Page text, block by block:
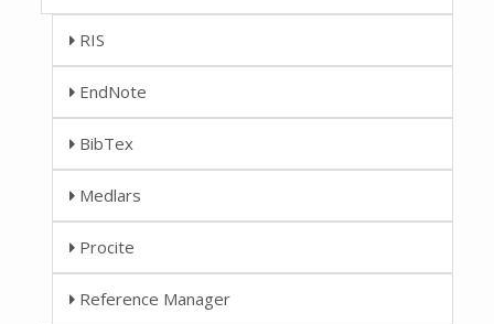
RIS
EndNote
BibTex
Medlars
Procite
Reference Manager